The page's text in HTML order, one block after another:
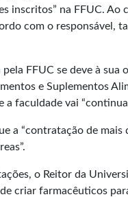
inscritos” na FFUC.
com o responsável,
FFUC se deve à
e Suplementos
faculdade vai
a “contratação de
o Reitor da
criar farmacêuticos